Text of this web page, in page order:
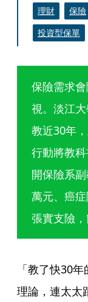
理財 保險
投資型保單
保險需求
視。淡江
教近30年
行動將教
開保險系
萬元、癌
張實支險，
「教了快30
理論，連太太